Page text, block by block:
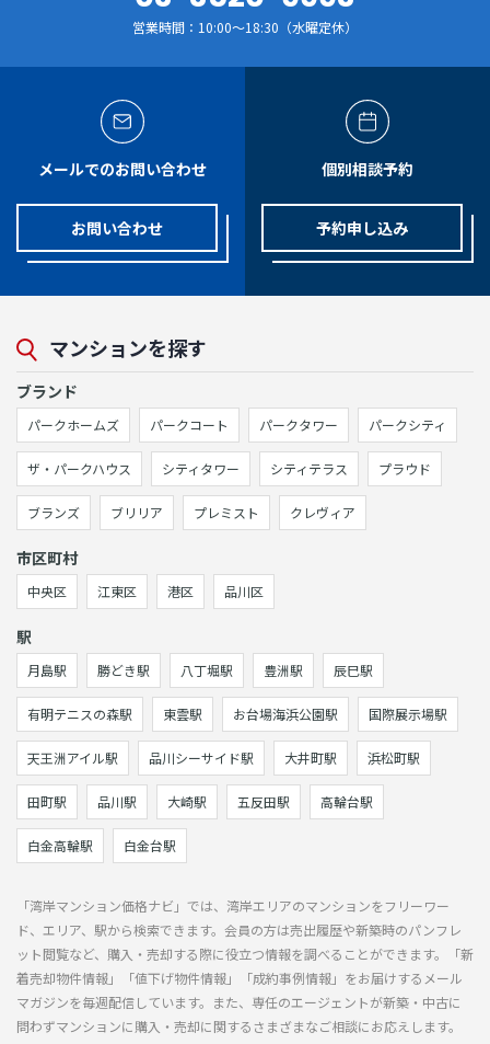
営業時間：10:00～18:30（水曜定休）
メールでのお問い合わせ
お問い合わせ
個別相談予約
予約申し込み
マンションを探す
ブランド
パークホームズ パークコート パークタワー パークシティ
ザ・パークハウス シティタワー シティテラス プラウド
ブランズ ブリリア プレミスト クレヴィア
市区町村
中央区 江東区 港区 品川区
駅
月島駅 勝どき駅 八丁堀駅 豊洲駅 辰巳駅
有明テニスの森駅 東雲駅 お台場海浜公園駅 国際展示場駅
天王洲アイル駅 品川シーサイド駅 大井町駅 浜松町駅
田町駅 品川駅 大崎駅 五反田駅 高輪台駅
白金高輪駅 白金台駅
「湾岸マンション価格ナビ」では、湾岸エリアのマンションをフリーワー
ド、エリア、駅から検索できます。会員の方は売出履歴や新築時のパンフレ
ット閲覧など、購入・売却する際に役立つ情報を調べることができます。「新
着売却物件情報」「値下げ物件情報」「成約事例情報」をお届けするメール
マガジンを毎週配信しています。また、専任のエージェントが新築・中古に
問わずマンションに購入・売却に関するさまざまなご相談にお応えします。